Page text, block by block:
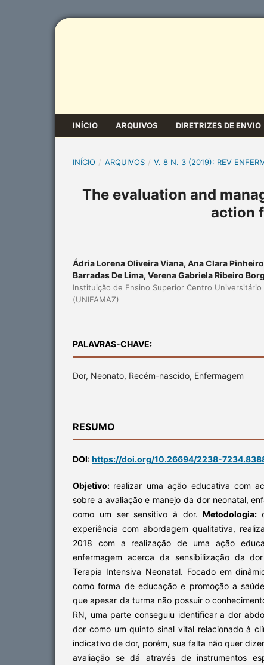
INÍCIO ARQUIVOS DIRETRIZES DE ENVIO
INÍCIO / ARQUIVOS / V. 8 N. 3 (2019): REV
The evaluation and
action
Ádria Lorena Oliveira Viana, Ana Clara
Barradas De Lima, Verena Gabriela Ribeiro
Instituição de Ensino Superior Centro
(UNIFAMAZ)
PALAVRAS-CHAVE:
Dor, Neonato, Recém-nascido, Enfermagem
RESUMO
DOI:https://doi.org/10.26694/2238-
Objetivo: realizar uma ação educativa com
sobre a avaliação e manejo da dor neonatal,
como um ser sensitivo à dor. Metodologia:
experiência com abordagem qualitativa,
2018 com a realização de uma ação
enfermagem acerca da sensibilização da
Terapia Intensiva Neonatal. Focado em
como forma de educação e promoção a
que apesar da turma não possuir o
RN, uma parte conseguiu identificar a dor
dor como um quinto sinal vital relacionado à
indicativo de dor, porém, sua falta não quer
avaliação se dá através de instrumentos